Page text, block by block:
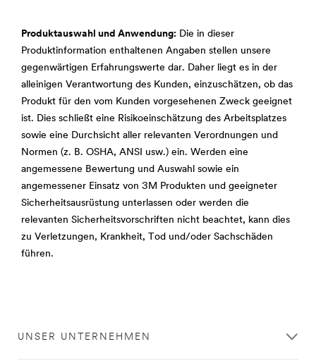
Produktauswahl und Anwendung: Die in dieser
Produktinformation enthaltenen Angaben stellen unsere
gegenwärtigen Erfahrungswerte dar. Daher liegt es in der
alleinigen Verantwortung des Kunden, einzuschätzen, ob das
Produkt für den vom Kunden vorgesehenen Zweck geeignet
ist. Dies schließt eine Risikoeinschätzung des Arbeitsplatzes
sowie eine Durchsicht aller relevanten Verordnungen und
Normen (z. B. OSHA, ANSI usw.) ein. Werden eine
angemessene Bewertung und Auswahl sowie ein
angemessener Einsatz von 3M Produkten und geeigneter
Sicherheitsausrüstung unterlassen oder werden die
relevanten Sicherheitsvorschriften nicht beachtet, kann dies
zu Verletzungen, Krankheit, Tod und/oder Sachschäden
führen.
UNSER UNTERNEHMEN